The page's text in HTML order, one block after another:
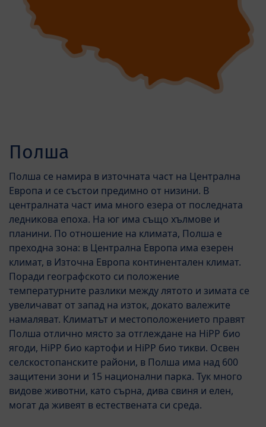
Полша
Полша се намира в източната част на Централна
Европа и се състои предимно от низини. В
централната част има много езера от последната
ледникова епоха. На юг има също хълмове и
планини. По отношение на климата, Полша е
преходна зона: в Централна Европа има езерен
климат, в Източна Европа континентален климат.
Поради географското си положение
температурните разлики между лятото и зимата се
увеличават от запад на изток, докато валежите
намаляват. Климатът и местоположението правят
Полша отлично място за отглеждане на HiPP био
ягоди, HiPP био картофи и HiPP био тикви. Освен
селскостопанските райони, в Полша има над 600
защитени зони и 15 национални парка. Тук много
видове животни, като сърна, дива свиня и елен,
могат да живеят в естествената си среда.